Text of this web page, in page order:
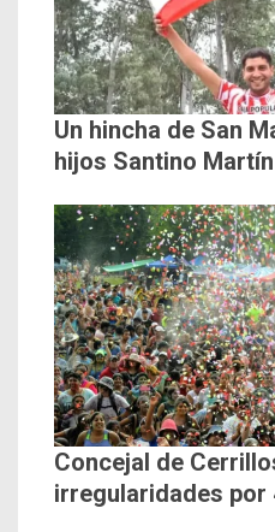
Un hincha de San
hijos Santino
Concejal de
irregularidades por